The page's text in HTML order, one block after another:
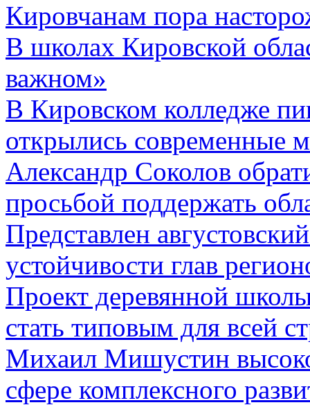
Кировчанам пора
В школах Кировской
важном»
В Кировском колледже
открылись современные
Александр Соколов
просьбой поддержать
Представлен
устойчивости глав
Проект деревянной
стать типовым для всей
Михаил Мишустин
сфере комплексного